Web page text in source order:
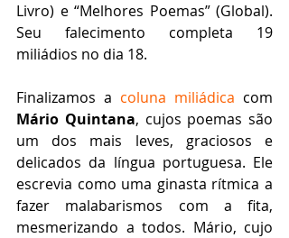
Livro) e “Melhores Poemas” (Global).
Seu falecimento completa 19
miliádios no dia 18.
Finalizamos a coluna miliádica
Mário Quintana, cujos poemas são
um dos mais leves, graciosos e
delicados da língua portuguesa. Ele
escrevia como uma ginasta rítmica a
fazer malabarismos com a fita,
mesmerizando a todos. Mário, cujo